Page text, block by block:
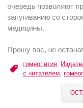
очередь позволяют
запугиванию со
медицины.
Прошу вас, не
гомеопатия,
с читателем,